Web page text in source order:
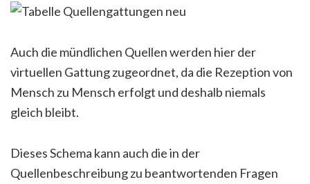
Auch die mündlichen Quellen werden hier der
virtuellen Gattung zugeordnet, da die Rezeption von
Mensch zu Mensch erfolgt und deshalb niemals
gleich bleibt.
Dieses Schema kann auch die in der
Quellenbeschreibung zu beantwortenden Fragen